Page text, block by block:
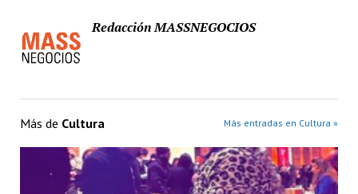
Redacción MASSNEGOCIOS
Más de Cultura Más entradas en Cultura »